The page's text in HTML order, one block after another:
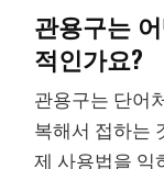
관용구는
적인가요?
관용구는 단어
복해서 접하는
제 사용법을 익